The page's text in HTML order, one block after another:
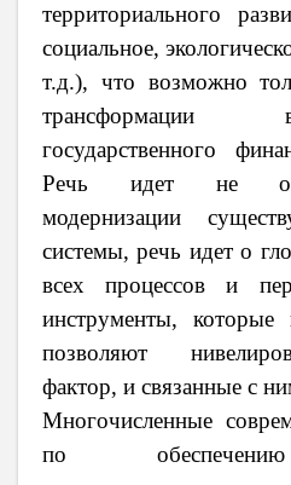
территориального
социальное,
т.д.), что возможно
трансформации
государственного
Речь идет не о
модернизации
системы, речь идет о
всех процессов и
инструменты,
позволяют
фактор, и связанные с
Многочисленные
по